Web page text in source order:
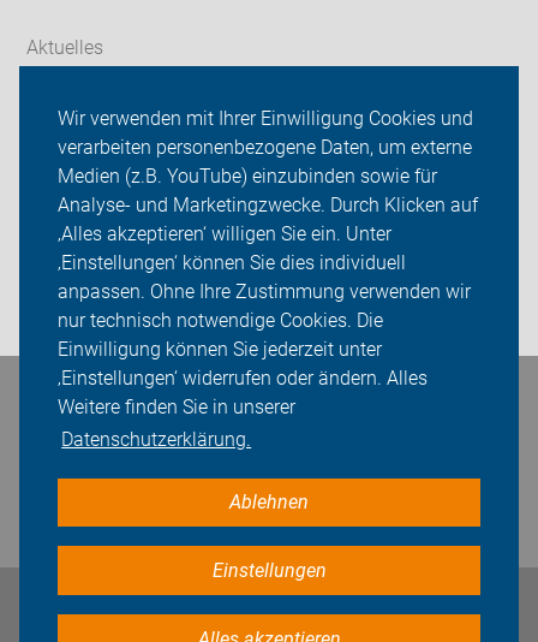
Wir verwenden mit Ihrer Einwilligung Cookies und
verarbeiten personenbezogene Daten, um externe
Medien (z.B. YouTube) einzubinden sowie für
Analyse- und Marketingzwecke. Durch Klicken auf
‚Alles akzeptieren‘ willigen Sie ein. Unter
‚Einstellungen‘ können Sie dies individuell
anpassen. Ohne Ihre Zustimmung verwenden wir
nur technisch notwendige Cookies. Die
Einwilligung können Sie jederzeit unter
‚Einstellungen‘ widerrufen oder ändern. Alles
Weitere finden Sie in unserer
Datenschutzerklärung.
Ablehnen
Einstellungen
Aktuelles
ADFC Bielefeld
Sei dabei
Presse
Login
Bleiben Sie in Kontakt